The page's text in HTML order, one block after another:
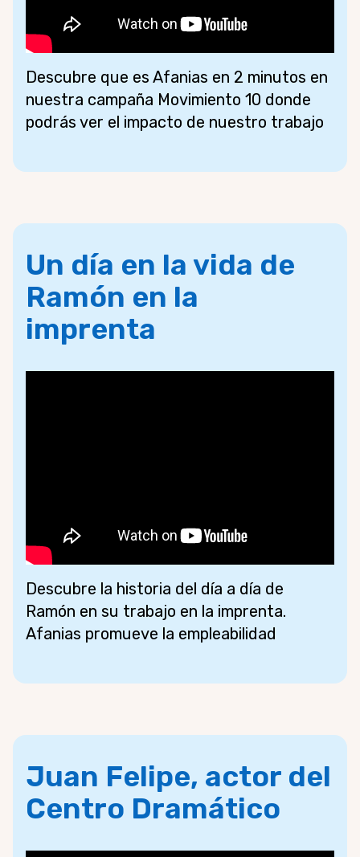
Descubre que es Afanias en 2 minutos en
nuestra campaña Movimiento 10 donde
podrás ver el impacto de nuestro trabajo
Un día en la vida de
Ramón en la
imprenta
Descubre la historia del día a día de
Ramón en su trabajo en la imprenta.
Afanias promueve la empleabilidad
Juan Felipe, actor del
Centro Dramático